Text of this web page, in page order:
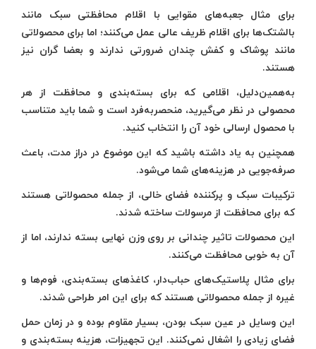
برای مثال جعبه‌های مقوایی با اقلام محافظتی سبک مانند
بالشتک‌ها برای اقلام ظریف عالی عمل می‌کنند؛ اما برای محصولاتی
مانند پوشاک و کفش چندان ضرورتی ندارند و بعضا گران نیز
هستند.
به‌همین‌دلیل، اقلامی که برای بسته‌بندی و محافظت از هر
محصولی در نظر می‌گیرید، منحصربه‌فرد است و شما باید متناسب
با محصول ارسالی خود آن را انتخاب کنید.
همچنین به یاد داشته باشید که این موضوع در دراز مدت، باعث
صرفه‌جویی در هزینه‌های شما می‌شود.
ترکیبات سبک و پرکننده فضای خالی، از جمله محصولاتی هستند
که برای محافظت از مرسولات ساخته شدند.
این محصولات تاثیر چندانی بر روی وزن نهایی بسته ندارند، اما از
آن به خوبی محافظت می‌کنند.
برای مثال پلاستیک‌های حباب‌دار، کاغذهای بسته‌بندی، فوم‌ها و
غیره از جمله محصولاتی هستند که برای این امر طراحی شدند.
این وسایل در عین سبک بودن، بسیار مقاوم بوده و در زمان حمل
فضای زیادی را اشغال نمی‌کنند. این تجهیزات، هزینه بسته‌بندی و